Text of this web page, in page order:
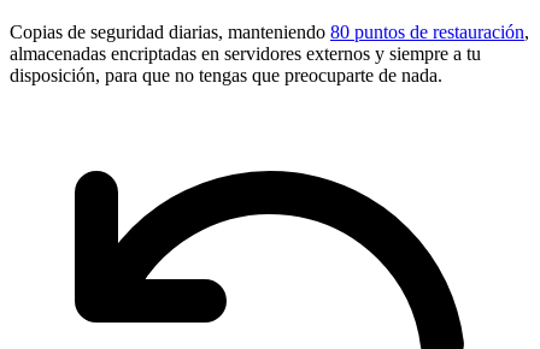
Copias de seguridad diarias, manteniendo 80 puntos de restauración,
almacenadas encriptadas en servidores externos y siempre a tu
disposición, para que no tengas que preocuparte de nada.